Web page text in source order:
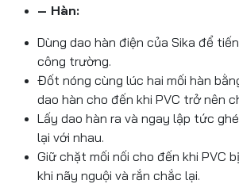
– Hàn:
Dùng dao hàn điện của Sika để
công trường.
Đốt nóng cùng lúc hai mối hàn
dao hàn cho đến khi PVC trở nên
Lấy dao hàn ra và ngay lập tức
lại với nhau.
Giữ chặt mối nối cho đến khi PVC
khi nãy nguội và rắn chắc lại.